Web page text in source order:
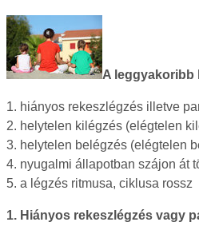
A leggyakoribb
1. hiányos rekeszlégzés illetve
2. helytelen kilégzés (elégtelen
3. helytelen belégzés (elégtelen
4. nyugalmi állapotban szájon át
5. a légzés ritmusa, ciklusa rossz
1. Hiányos rekeszlégzés vagy